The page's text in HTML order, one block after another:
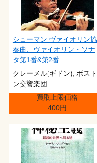
シューマン:ヴァイオリン協
奏曲、ヴァイオリン・ソナ
タ第1番&第2番
クレーメル(ギドン), ボスト
ン交響楽団
買取上限価格
400円